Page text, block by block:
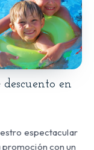
en
espectacular
con un